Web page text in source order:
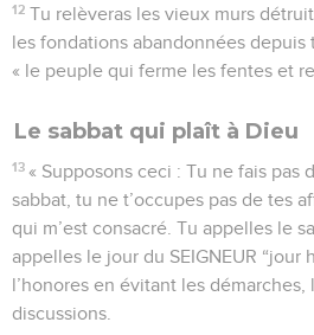
12 Tu relèveras les vieux murs
les fondations abandonnées depuis
« le peuple qui ferme les fentes et
Le sabbat qui plaît à Dieu
13 « Supposons ceci : Tu ne fais pas
sabbat, tu ne t’occupes pas de tes
qui m’est consacré. Tu appelles le
appelles le jour du SEIGNEUR “jour
l’honores en évitant les démarches,
discussions.